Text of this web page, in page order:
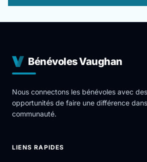
Bénévoles Vaughan
Nous connectons les bénévoles avec des
opportunités de faire une différence
communauté.
LIENS RAPIDES